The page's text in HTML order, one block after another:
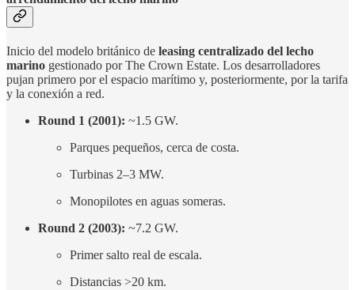
Inicio del modelo británico de leasing centralizado del lecho
marino gestionado por The Crown Estate. Los desarrolladores
pujan primero por el espacio marítimo y, posteriormente, por la tarifa
y la conexión a red.
Round 1 (2001): ~1.5 GW.
Parques pequeños, cerca de costa.
Turbinas 2–3 MW.
Monopilotes en aguas someras.
Round 2 (2003): ~7.2 GW.
Primer salto real de escala.
Distancias >20 km.